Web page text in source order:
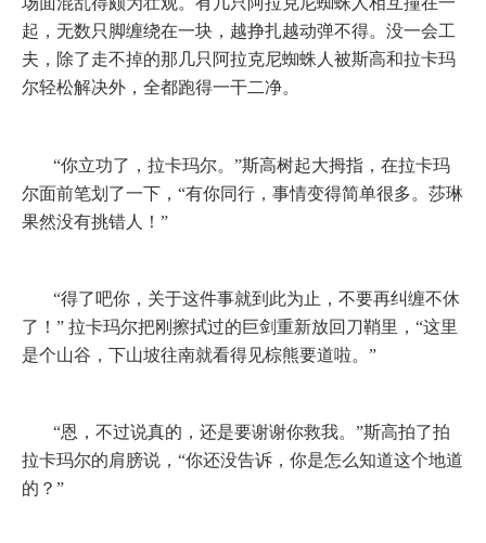
起，无数只脚缠绕在一块，越挣扎越动弹不得。没一会工
夫，除了走不掉的那几只阿拉克尼蜘蛛人被斯高和拉卡玛
尔轻松解决外，全都跑得一干二净。
“你立功了，拉卡玛尔。”斯高树起大拇指，在拉卡玛
尔面前笔划了一下，“有你同行，事情变得简单很多。莎琳
果然没有挑错人！”
“得了吧你，关于这件事就到此为止，不要再纠缠不休
了！” 拉卡玛尔把刚擦拭过的巨剑重新放回刀鞘里，“这里
是个山谷，下山坡往南就看得见棕熊要道啦。”
“恩，不过说真的，还是要谢谢你救我。”斯高拍了拍
拉卡玛尔的肩膀说，“你还没告诉，你是怎么知道这个地道
的？”